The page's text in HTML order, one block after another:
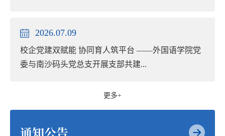
2026.07.09
校企党建双赋能 协同育人筑平台 ——外国语学院党
委与南沙码头党总支开展支部共建...
更多+
通知公告